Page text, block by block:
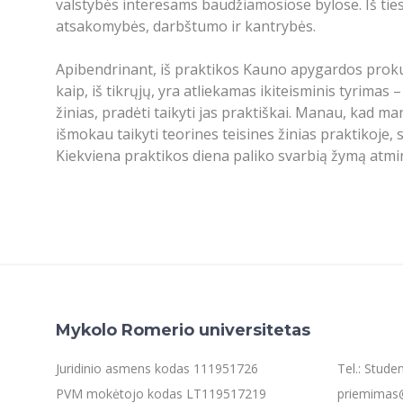
valstybės interesams baudžiamosiose bylose. Iš
atsakomybės, darbštumo ir kantrybės.
Apibendrinant, iš praktikos Kauno apygardos
kaip, iš tikrųjų, yra atliekamas ikiteisminis tyrimas
žinias, pradėti taikyti jas praktiškai. Manau, kad
išmokau taikyti teorines teisines žinias
Kiekviena praktikos diena paliko svarbią žymą
Mykolo Romerio universitetas
Juridinio asmens kodas 111951726
PVM mokėtojo kodas LT119517219
Tel.: